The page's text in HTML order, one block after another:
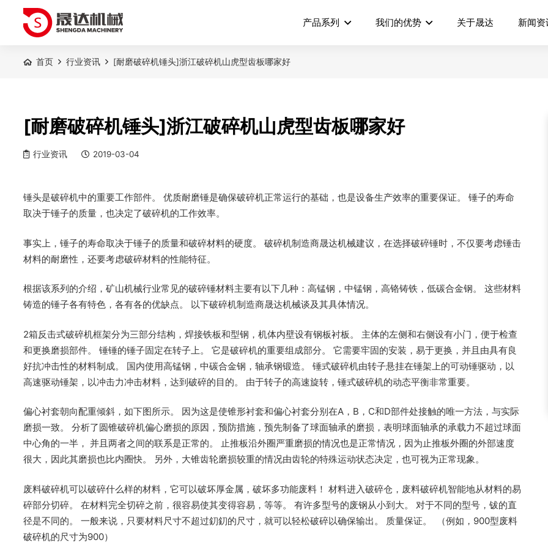
产品系列 我们的优势 关于晟达 新闻资
首页 行业资讯 [耐磨破碎机锤头]浙江破碎机山虎型齿板哪家好
[耐磨破碎机锤头]浙江破碎机山虎型齿板哪家好
行业资讯 2019-03-04
锤头是破碎机中的重要工作部件。 优质耐磨锤是确保破碎机正常运行的基础，也是设备生产效率的重要保证。 锤子的寿命
取决于锤子的质量，也决定了破碎机的工作效率。
事实上，锤子的寿命取决于锤子的质量和破碎材料的硬度。 破碎机制造商晟达机械建议，在选择破碎锤时，不仅要考虑锤击
材料的耐磨性，还要考虑破碎材料的性能特征。
根据该系列的介绍，矿山机械行业常见的破碎锤材料主要有以下几种：高锰钢，中锰钢，高铬铸铁，低碳合金钢。 这些材料
铸造的锤子各有特色，各有各的优缺点。 以下破碎机制造商晟达机械谈及其具体情况。
2箱反击式破碎机框架分为三部分结构，焊接铁板和型钢，机体内壁设有钢板衬板。 主体的左侧和右侧设有小门，便于检查
和更换磨损部件。 锤锤的锤子固定在转子上。 它是破碎机的重要组成部分。 它需要牢固的安装，易于更换，并且由具有良
好抗冲击性的材料制成。 国内使用高锰钢，中碳合金钢，轴承钢锻造。 锤式破碎机由转子悬挂在锤架上的可动锤驱动，以
高速驱动锤架，以冲击力冲击材料，达到破碎的目的。 由于转子的高速旋转，锤式破碎机的动态平衡非常重要。
偏心衬套朝向配重倾斜，如下图所示。 因为这是使锥形衬套和偏心衬套分别在A，B，C和D部件处接触的唯一方法，与实际
磨损一致。 分析了圆锥破碎机偏心磨损的原因，预防措施，预先制备了球面轴承的磨损，表明球面轴承的承载力不超过球面
中心角的一半， 并且两者之间的联系是正常的。 止推板沿外圈严重磨损的情况也是正常情况，因为止推板外圈的外部速度
很大，因此其磨损也比内圈快。 另外，大锥齿轮磨损较重的情况由齿轮的特殊运动状态决定，也可视为正常现象。
废料破碎机可以破碎什么样的材料，它可以破坏厚金属，破坏多功能废料！ 材料进入破碎仓，废料破碎机智能地从材料的易
碎部分切碎。 在材料完全切碎之前，很容易使其变得容易，等等。 有许多型号的废钢从小到大。 对于不同的型号，钹的直
径是不同的。 一般来说，只要材料尺寸不超过釖釖的尺寸，就可以轻松破碎以确保输出。 质量保证。 （例如，900型废料
破碎机的尺寸为900）